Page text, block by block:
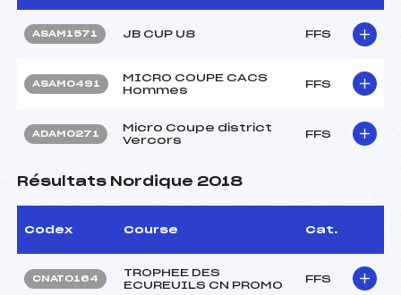
ASAM1571 JB CUP U8 FFS
ASAM0491
MICRO COUPE CACS
Hommes
FFS
ADAM0271
Micro Coupe district
Vercors
FFS
Résultats Nordique 2018
Codex Course Cat.
CNAT0164
TROPHEE DES
ECUREUILS CN PROMO
FFS